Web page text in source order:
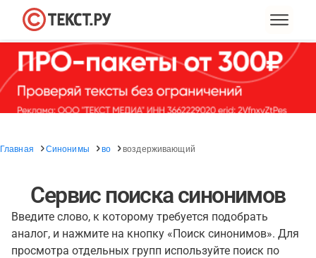
Главная Синонимы во воздерживающий
Сервис поиска синонимов
Введите слово, к которому требуется подобрать
аналог, и нажмите на кнопку «Поиск синонимов». Для
просмотра отдельных групп используйте поиск по